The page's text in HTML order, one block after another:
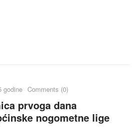
godine Comments (0)
prvoga dana
nogometne lige